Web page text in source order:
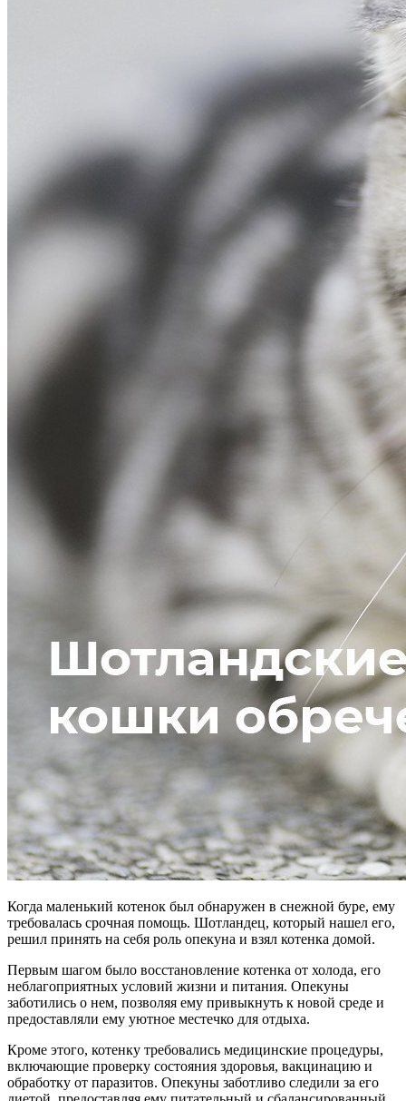
Когда маленький котенок был обнаружен в снежной буре, ему
требовалась срочная помощь. Шотландец, который нашел его,
решил принять на себя роль опекуна и взял котенка домой.
Первым шагом было восстановление котенка от холода, его
неблагоприятных условий жизни и питания. Опекуны
заботились о нем, позволяя ему привыкнуть к новой среде и
предоставляли ему уютное местечко для отдыха.
Кроме этого, котенку требовались медицинские процедуры,
включающие проверку состояния здоровья, вакцинацию и
обработку от паразитов. Опекуны заботливо следили за его